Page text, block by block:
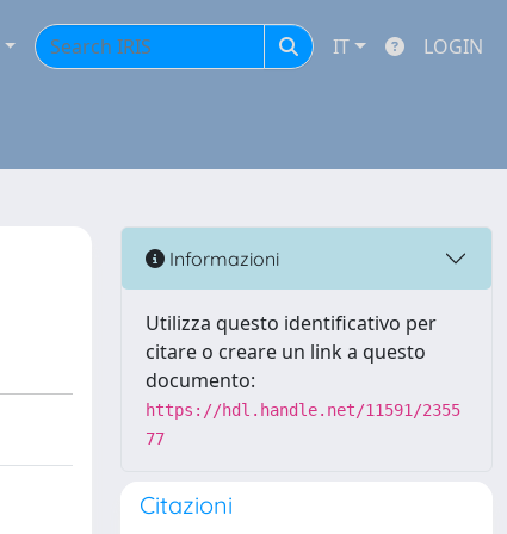
IT LOGIN
Informazioni
Utilizza questo identificativo per
citare o creare un link a questo
documento:
https://hdl.handle.net/11591/2355
77
Citazioni